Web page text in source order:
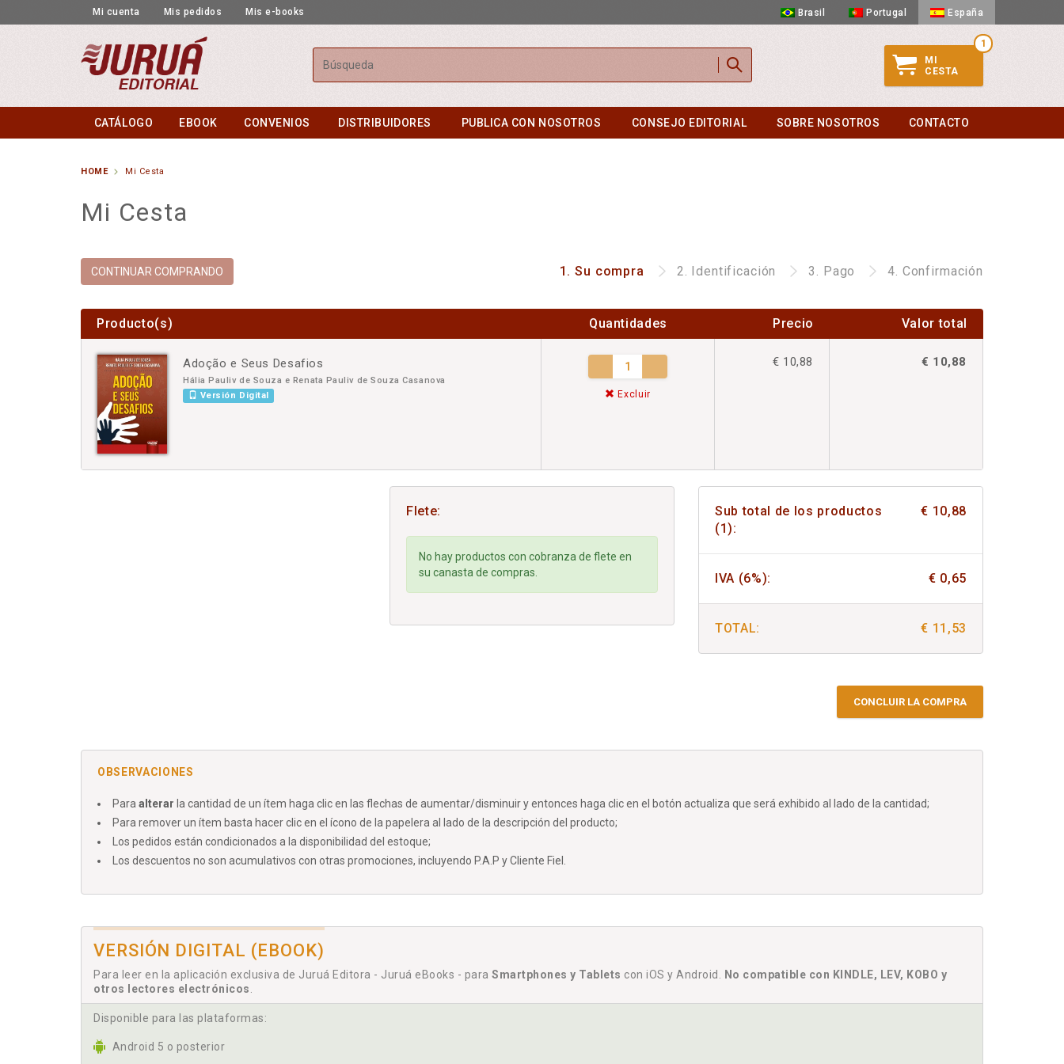
Mi cuenta Mis pedidos Mis e-books Brasil Portugal España
Buscar
1
MI
CESTA
CATÁLOGO EBOOK CONVENIOS DISTRIBUIDORES PUBLICA CON NOSOTROS CONSEJO EDITORIAL SOBRE NOSOTROS CONTACTO
HOME Mi Cesta
Mi Cesta
CONTINUAR COMPRANDO 1.Su compra 2. Identificación 3. Pago 4. Confirmación
Producto(s) Quantidades Precio Valor total
Adoção e Seus Desafios
Hália Pauliv de Souza e Renata Pauliv de Souza Casanova
Versión Digital
- +
Excluir
€ 10,88 € 10,88
Flete:
No hay productos con cobranza de flete en
su canasta de compras.
Sub total de los productos
(1):
€ 10,88
IVA (6%): € 0,65
TOTAL: € 11,53
CONCLUIR LA COMPRA
OBSERVACIONES
Para alterar la cantidad de un ítem haga clic en las flechas de aumentar/disminuir y entonces haga clic en el botón actualiza que será exhibido al lado de la cantidad;
Para remover un ítem basta hacer clic en el ícono de la papelera al lado de la descripción del producto;
Los pedidos están condicionados a la disponibilidad del estoque;
Los descuentos no son acumulativos con otras promociones, incluyendo P.A.P y Cliente Fiel.
VERSIÓN DIGITAL (EBOOK)
Para leer en la aplicación exclusiva de Juruá Editora - Juruá eBooks - para Smartphones y Tablets con iOS y Android.
No compatible con KINDLE, LEV, KOBO y
otros lectores electrónicos
Disponible para las plataformas:
Android 5 o posterior